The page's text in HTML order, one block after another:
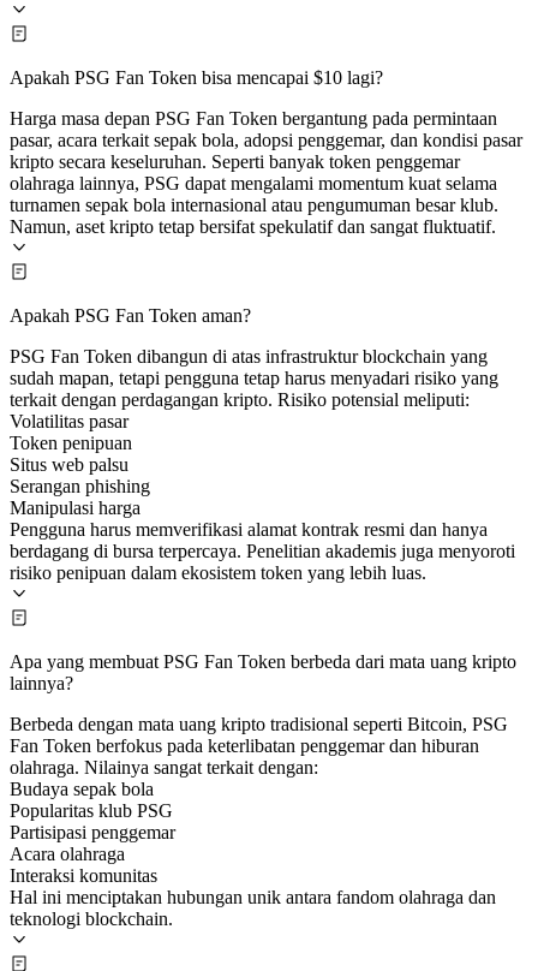
Apakah PSG Fan Token bisa mencapai $10 lagi?
Harga masa depan PSG Fan Token bergantung pada permintaan
pasar, acara terkait sepak bola, adopsi penggemar, dan kondisi pasar
kripto secara keseluruhan. Seperti banyak token penggemar
olahraga lainnya, PSG dapat mengalami momentum kuat selama
turnamen sepak bola internasional atau pengumuman besar klub.
Namun, aset kripto tetap bersifat spekulatif dan sangat fluktuatif.
Apakah PSG Fan Token aman?
PSG Fan Token dibangun di atas infrastruktur blockchain yang
sudah mapan, tetapi pengguna tetap harus menyadari risiko yang
terkait dengan perdagangan kripto. Risiko potensial meliputi:
Volatilitas pasar
Token penipuan
Situs web palsu
Serangan phishing
Manipulasi harga
Pengguna harus memverifikasi alamat kontrak resmi dan hanya
berdagang di bursa terpercaya. Penelitian akademis juga menyoroti
risiko penipuan dalam ekosistem token yang lebih luas.
Apa yang membuat PSG Fan Token berbeda dari mata uang kripto
lainnya?
Berbeda dengan mata uang kripto tradisional seperti Bitcoin, PSG
Fan Token berfokus pada keterlibatan penggemar dan hiburan
olahraga. Nilainya sangat terkait dengan:
Budaya sepak bola
Popularitas klub PSG
Partisipasi penggemar
Acara olahraga
Interaksi komunitas
Hal ini menciptakan hubungan unik antara fandom olahraga dan
teknologi blockchain.